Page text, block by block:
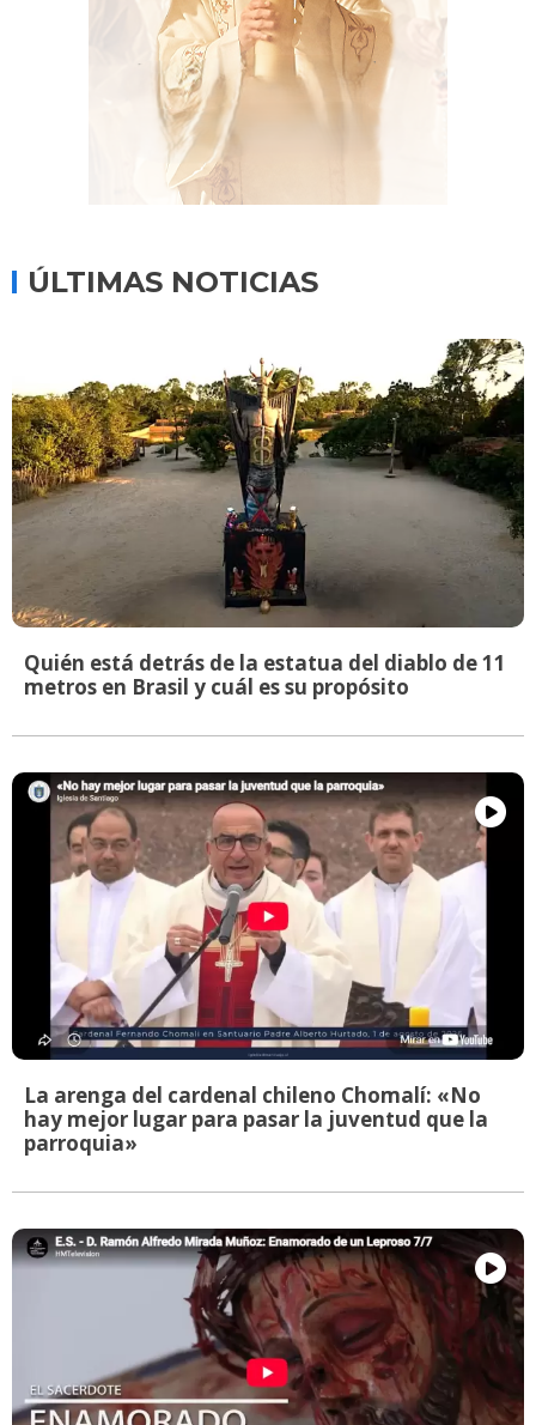
ÚLTIMAS NOTICIAS
Quién está detrás de la estatua del diablo de 11
metros en Brasil y cuál es su propósito
La arenga del cardenal chileno Chomalí: «No
hay mejor lugar para pasar la juventud que la
parroquia»